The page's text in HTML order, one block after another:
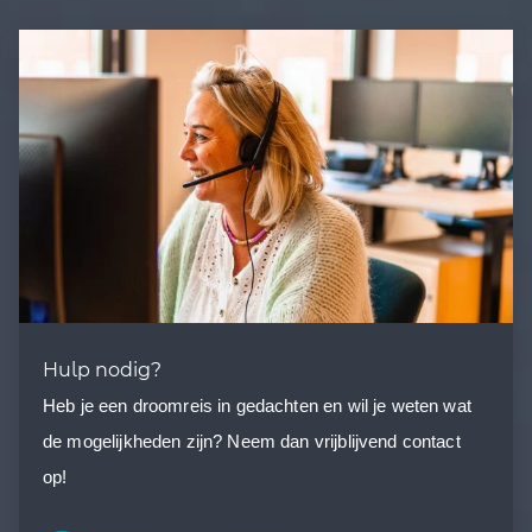
Hulp nodig?
Heb je een droomreis in gedachten en wil je weten wat
de mogelijkheden zijn? Neem dan vrijblijvend contact
op!